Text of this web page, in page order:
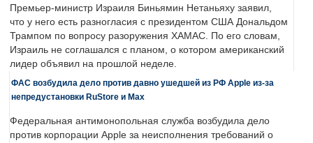
Премьер-министр Израиля Биньямин Нетаньяху заявил,
что у него есть разногласия с президентом США Дональдом
Трампом по вопросу разоружения ХАМАС. По его словам,
Израиль не соглашался с планом, о котором американский
лидер объявил на прошлой неделе.
ФАС возбудила дело против давно ушедшей из РФ Apple из-за
непредустановки RuStore и Max
Федеральная антимонопольная служба возбудила дело
против корпорации Apple за неисполнения требований о